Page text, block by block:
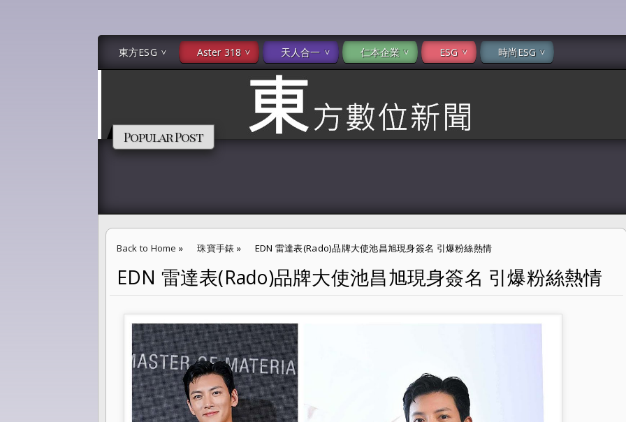
東方ESG Aster 318 天人合一 仁本企業 ESG 時尚ESG
Popular Post
Back to Home » 珠寶手錶 » EDN 雷達表(Rado)品牌大使池昌旭現身簽名 引爆粉絲熱情
EDN 雷達表(Rado)品牌大使池昌旭現身簽名 引爆粉絲熱情